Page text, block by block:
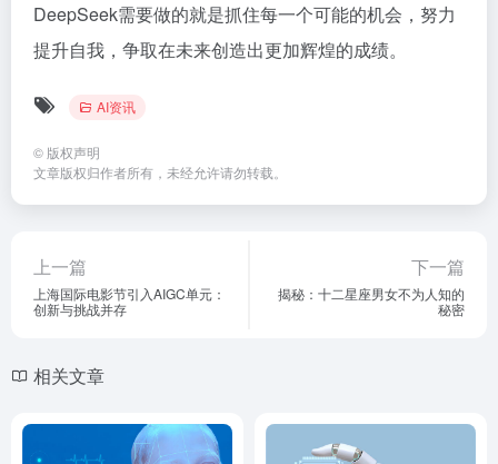
DeepSeek需要做的就是抓住每一个可能的机会，努力
提升自我，争取在未来创造出更加辉煌的成绩。
AI资讯
© 版权声明
文章版权归作者所有，未经允许请勿转载。
上一篇
上海国际电影节引入AIGC单元：
创新与挑战并存
下一篇
揭秘：十二星座男女不为人知的
秘密
相关文章